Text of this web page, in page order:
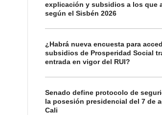
explicación y subsidios a los que
según el Sisbén 2026
¿Habrá nueva encuesta para
subsidios de Prosperidad Social
entrada en vigor del RUI?
Senado define protocolo de
la posesión presidencial del 7 de
Cali